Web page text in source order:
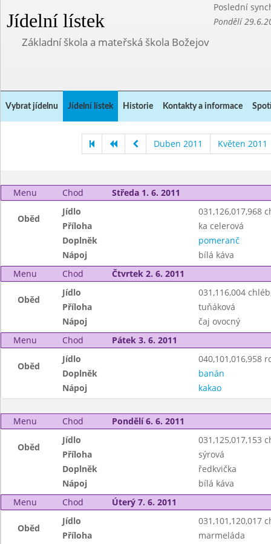
Jídelní lístek
Poslední
Pondělí
Základní škola a mateřská škola Božejov
Vybrat jídelnu Jídelní lístek Historie Kontakty a informace
Duben 2011 Květen 2011
Menu Chod Středa 1. 6. 2011
Oběd
Jídlo
031,126,017,968
Příloha
ka celerová
Doplněk
pomeranč
Nápoj
bílá káva
Menu
Chod Čtvrtek 2. 6. 2011
Oběd
Jídlo
031,116,004
Příloha
tuňáková
Nápoj
čaj ovocný
Menu
Chod Pátek 3. 6. 2011
Oběd
Jídlo
040,101,016,958
Doplněk
banán
Nápoj
kakao
Menu Chod Pondělí 6. 6. 2011
Oběd
Jídlo
031,125,017,153
Příloha
sýrová
Doplněk
ředkvička
Nápoj
bílá káva
Menu
Chod Úterý 7. 6. 2011
Oběd
Jídlo
031,101,120,017
Příloha
marmeláda